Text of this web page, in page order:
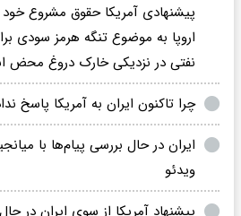
پیشنهادی آمریکا حقوق مشروع خود
اروپا به موضوع تنگه هرمز سودی
نفتی در نزدیکی خارک دروغ محض
چرا تاکنون ایران به آمریکا پاسخ
ایران در حال بررسی پیام‌ها با
ویدئو